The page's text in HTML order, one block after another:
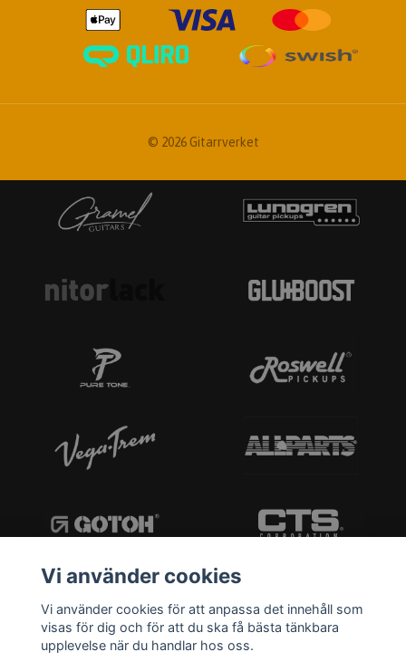
© 2026 Gitarrverket
Vi använder cookies
Vi använder cookies för att anpassa det innehåll som
visas för dig och för att du ska få bästa tänkbara
upplevelse när du handlar hos oss.